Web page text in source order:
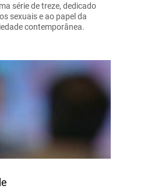
série de treze, dedicado
sexuais e ao papel da
contemporânea.